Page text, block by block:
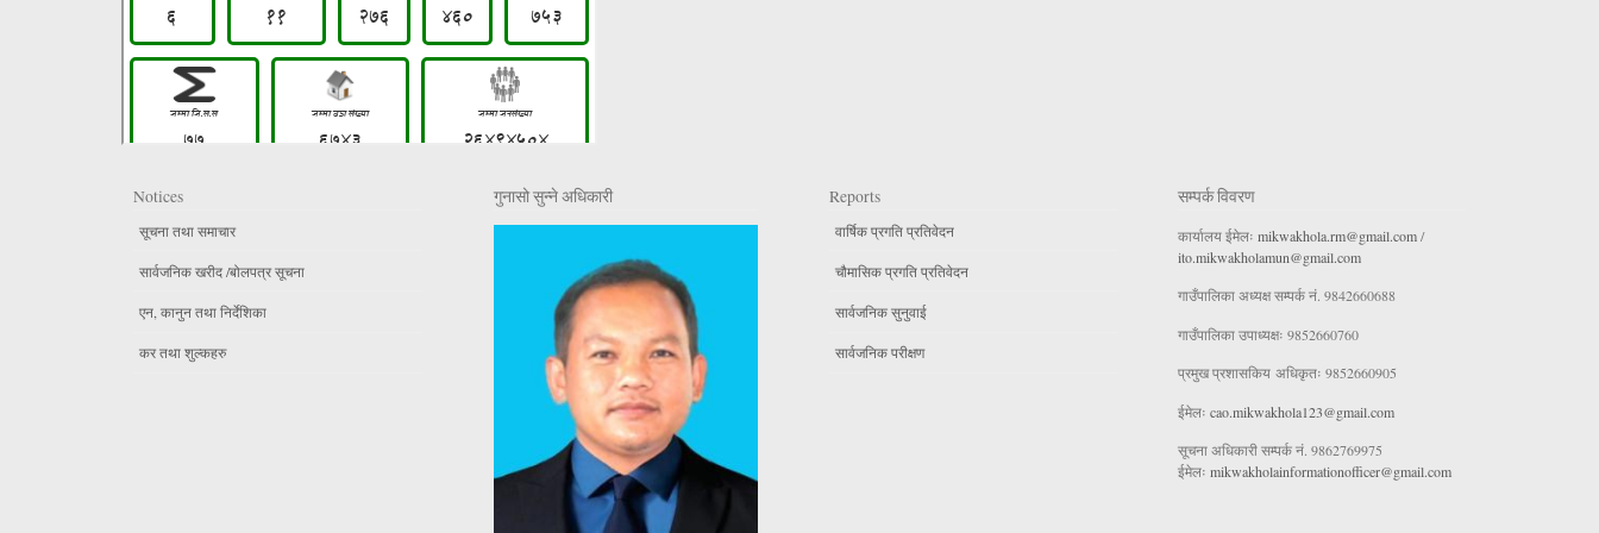
Notices
सूचना तथा समाचार
सार्वजनिक खरीद /बोलपत्र सूचना
एन, कानुन तथा निर्देशिका
कर तथा शुल्कहरु
गुनासो सुन्ने अधिकारी Reports
वार्षिक प्रगति प्रतिवेदन
चौमासिक प्रगति प्रतिवेदन
सार्वजनिक सुनुवाई
सार्वजनिक परीक्षण
सम्पर्क विवरण
कार्यालय ईमेलः mikwakhola.rm@gmail.com/
ito.mikwakholamun@gmail.com
गाउँपालिका अध्यक्ष सम्पर्क नं. 9842660688
गाउँपालिका उपाध्यक्षः 9852660760
प्रमुख प्रशासकिय अधिकृतः 9852660905
ईमेलः cao.mikwakhola123@gmail.com
सूचना अधिकारी सम्पर्क नं. 9862769975
ईमेलः mikwakholainformationofficer@gmail.com